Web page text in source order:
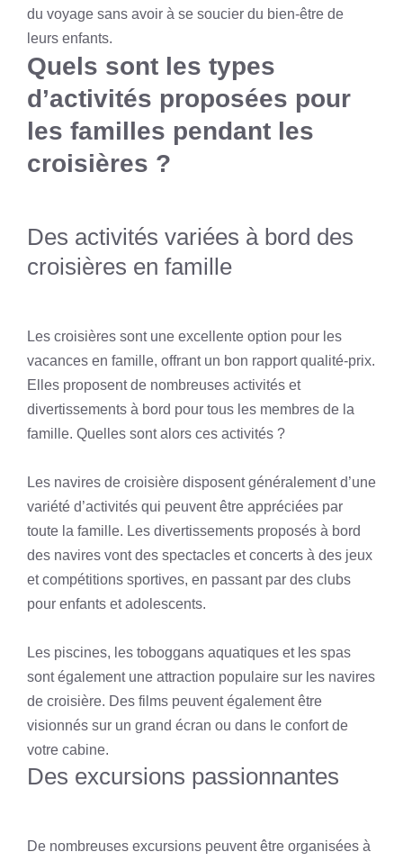
du voyage sans avoir à se soucier du bien-être de
leurs enfants.
Quels sont les types
d’activités proposées pour
les familles pendant les
croisières ?
Des activités variées à bord des
croisières en famille
Les croisières sont une excellente option pour les
vacances en famille, offrant un bon rapport qualité-prix.
Elles proposent de nombreuses activités et
divertissements à bord pour tous les membres de la
famille. Quelles sont alors ces activités ?
Les navires de croisière disposent généralement d’une
variété d’activités qui peuvent être appréciées par
toute la famille. Les divertissements proposés à bord
des navires vont des spectacles et concerts à des jeux
et compétitions sportives, en passant par des clubs
pour enfants et adolescents.
Les piscines, les toboggans aquatiques et les spas
sont également une attraction populaire sur les navires
de croisière. Des films peuvent également être
visionnés sur un grand écran ou dans le confort de
votre cabine.
Des excursions passionnantes
De nombreuses excursions peuvent être organisées à